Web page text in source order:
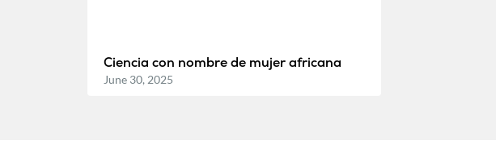
Ciencia con nombre de mujer africana
June 30, 2025